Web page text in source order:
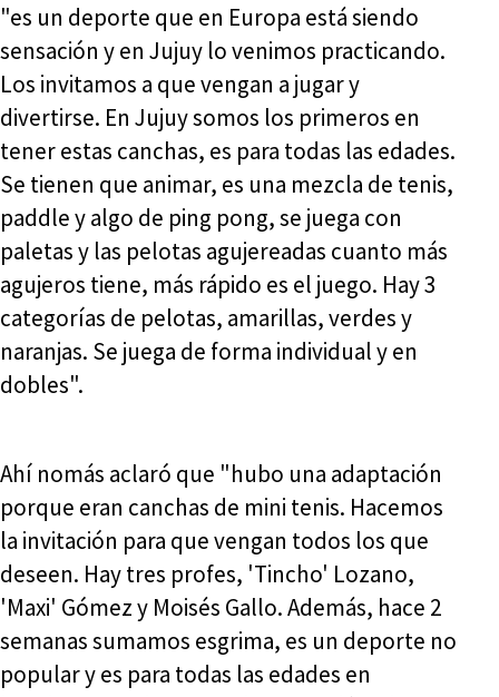
"es un deporte que en Europa está siendo
sensación y en Jujuy lo venimos practicando.
Los invitamos a que vengan a jugar y
divertirse. En Jujuy somos los primeros en
tener estas canchas, es para todas las edades.
Se tienen que animar, es una mezcla de tenis,
paddle y algo de ping pong, se juega con
paletas y las pelotas agujereadas cuanto más
agujeros tiene, más rápido es el juego. Hay 3
categorías de pelotas, amarillas, verdes y
naranjas. Se juega de forma individual y en
dobles".
Ahí nomás aclaró que "hubo una adaptación
porque eran canchas de mini tenis. Hacemos
la invitación para que vengan todos los que
deseen. Hay tres profes, 'Tincho' Lozano,
'Maxi' Gómez y Moisés Gallo. Además, hace 2
semanas sumamos esgrima, es un deporte no
popular y es para todas las edades en